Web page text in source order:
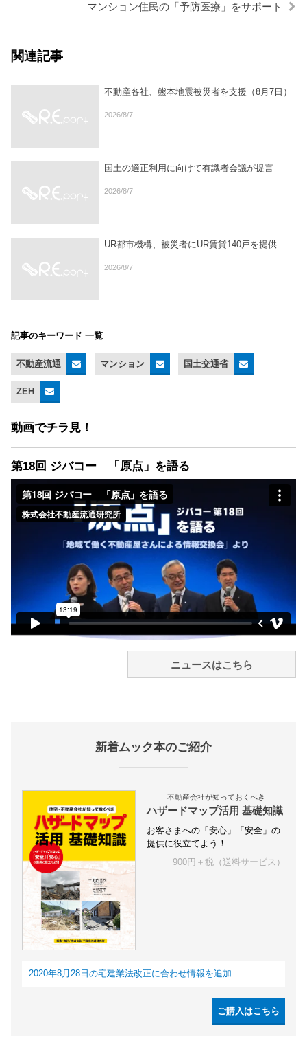
マンション住民の「予防医療」をサポート
関連記事
不動産各社、熊本地震被災者を支援（8月7日）
2026/8/7
国土の適正利用に向けて有識者会議が提言
2026/8/7
UR都市機構、被災者にUR賃貸140戸を提供
2026/8/7
記事のキーワード 一覧
不動産流通 マンション 国土交通省
ZEH
動画でチラ見！
第18回 ジバコー 「原点」を語る
ニュースはこちら
新着ムック本のご紹介
不動産会社が知っておくべき
ハザードマップ活用 基礎知識
お客さまへの「安心」「安全」の
提供に役立てよう！
900円＋税（送料サービス）
2020年8月28日の宅建業法改正に合わせ情報を追加
ご購入はこちら